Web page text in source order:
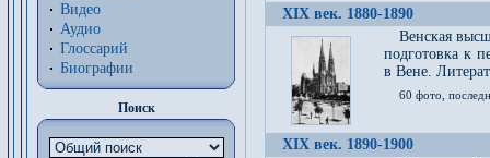
Видео
Аудио
Глоссарий
Биографии
Поиск
XIX век. 1880-1890
Венская
подготовка к
в Вене.
60 фото,
XIX век. 1890-1900